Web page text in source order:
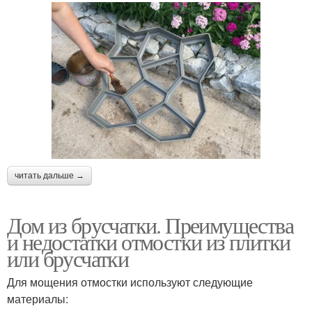
читать дальше →
Дом из брусчатки. Преимущества
и недостатки отмостки из плитки
или брусчатки
Для мощения отмостки используют следующие
материалы: